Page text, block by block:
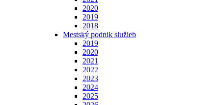
2020
2019
2018
Mestský podnik služieb
2019
2020
2021
2022
2023
2024
2025